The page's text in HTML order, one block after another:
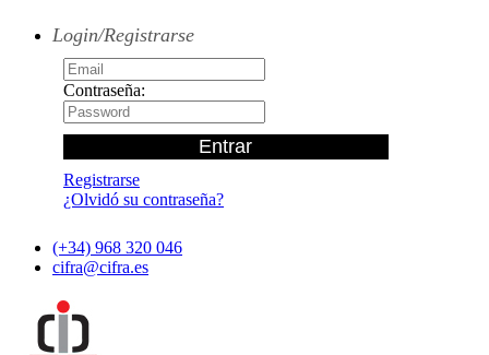
Login/Registrarse
Contraseña:
Registrarse
¿Olvidó su contraseña?
(+34) 968 320 046
cifra@cifra.es